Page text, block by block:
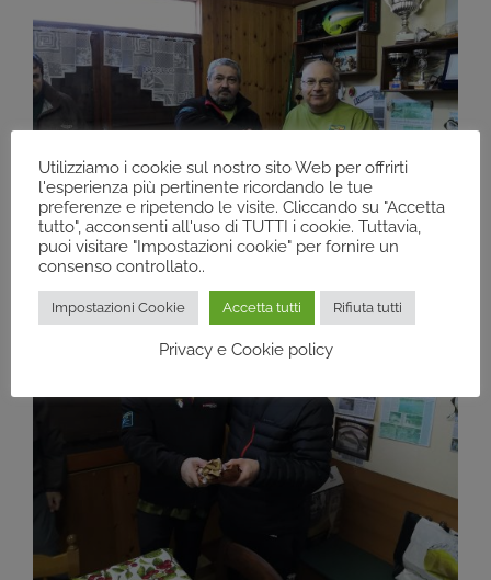
Utilizziamo i cookie sul nostro sito Web per offrirti
l'esperienza più pertinente ricordando le tue
preferenze e ripetendo le visite. Cliccando su "Accetta
tutto", acconsenti all'uso di TUTTI i cookie. Tuttavia,
puoi visitare "Impostazioni cookie" per fornire un
consenso controllato..
Impostazioni Cookie Accetta tutti Rifiuta tutti
Privacy e Cookie policy